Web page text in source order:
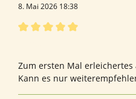
8. Mai 2026 18:38
Zum ersten Mal erleichertes
Kann es nur